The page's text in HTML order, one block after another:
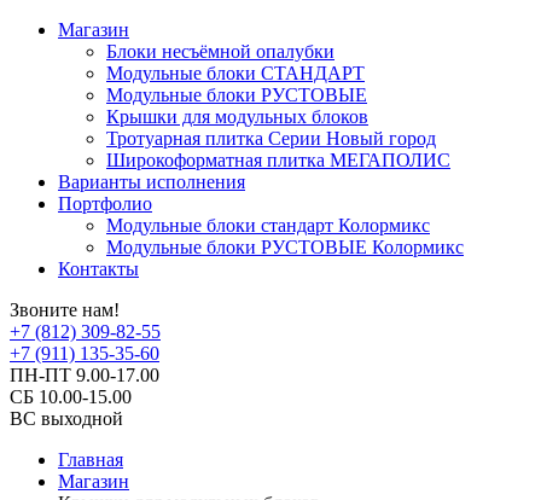
Магазин
Блоки несъёмной опалубки
Модульные блоки СТАНДАРТ
Модульные блоки РУСТОВЫЕ
Крышки для модульных блоков
Тротуарная плитка Серии Новый город
Широкоформатная плитка МЕГАПОЛИС
Варианты исполнения
Портфолио
Модульные блоки стандарт Колормикс
Модульные блоки РУСТОВЫЕ Колормикс
Контакты
Звоните нам!
+7 (812) 309-82-55
+7 (911) 135-35-60
ПН-ПТ 9.00-17.00
СБ 10.00-15.00
ВС выходной
Главная
Магазин